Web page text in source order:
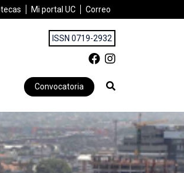
Mi portal UC Correo
ISSN 0719-2932
Convocatoria
Ensaio sobre as lógicas de mobilidade